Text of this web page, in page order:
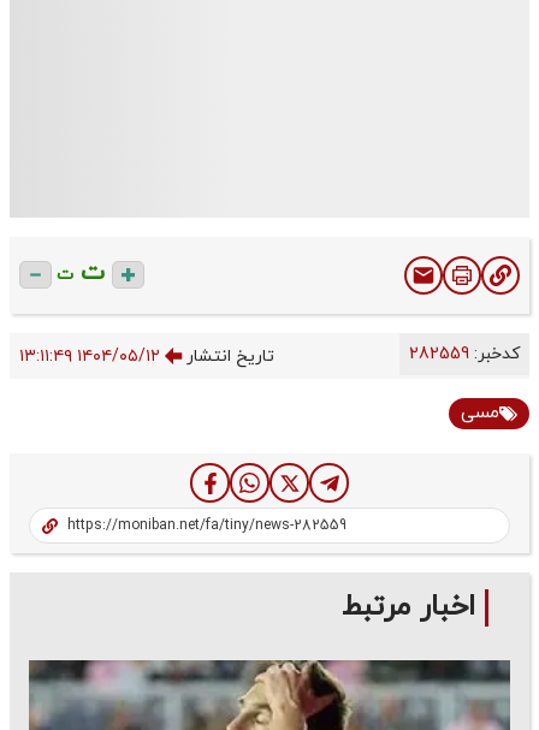
ت ت
کدخبر: تاریخ انتشار ۱۴۰۴/۰۵/۱۲ ۱۳:۱۱:۴۹
مسی
اخبار مرتبط